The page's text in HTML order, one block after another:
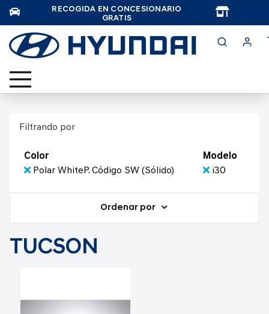
RECOGIDA EN CONCESIONARIO
GRATIS
Filtrando por
Color
Polar WhiteP. Código SW (Sólido)
Modelo
i30
Ordenar por
TUCSON